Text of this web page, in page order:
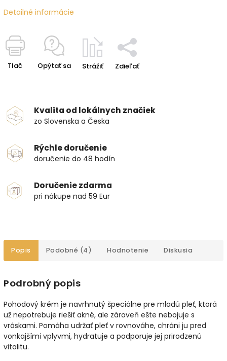
Detailné informácie
Tlač Opýtať sa Strážiť Zdieľať
Kvalita od lokálnych značiek
zo Slovenska a Česka
Rýchle doručenie
doručenie do 48 hodín
Doručenie zdarma
pri nákupe nad 59 Eur
Popis Podobné (4) Hodnotenie Diskusia
Podrobný popis
Pohodový krém je navrhnutý špeciálne pre mladú pleť, ktorá
už nepotrebuje riešiť akné, ale zároveň ešte nebojuje s
vráskami. Pomáha udržať pleť v rovnováhe, chráni ju pred
vonkajšími vplyvmi, hydratuje a podporuje jej prirodzenú
vitalitu.